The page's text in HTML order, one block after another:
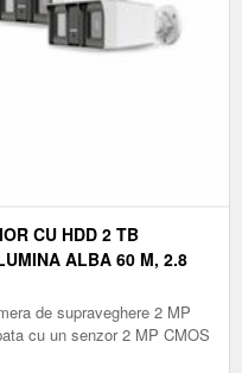
CU HDD 2 TB
ALBA 60 M, 2.8
de supraveghere 2 MP
cu un senzor 2 MP CMOS